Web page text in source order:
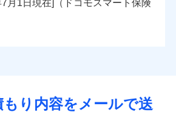
月
日現在]（ドコモスマート保険
り内容をメールで送